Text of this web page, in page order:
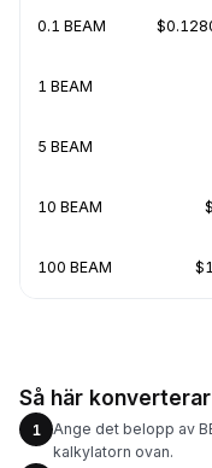
0.1 BEAM
1 BEAM
5 BEAM
10 BEAM
100 BEAM
Så här
1
Ange det belopp av
kalkylatorn ovan.